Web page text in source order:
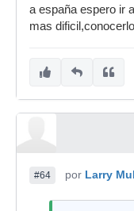
a españa espero ir
mas
#64 por Larry